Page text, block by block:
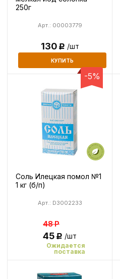
250г
Арт.: 00003779
130Р /шт
КУПИТЬ
-5%
Соль Илецкая помол №1
1 кг (б/п)
Арт.: D3002233
48Р
45Р /шт
Ожидается
поставка